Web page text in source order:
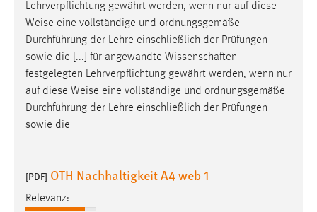
Lehrverpflichtung gewährt werden, wenn nur auf diese
Weise eine vollständige und ordnungsgemäße
Durchführung der Lehre einschließlich der Prüfungen
sowie die [...] für angewandte Wissenschaften
festgelegten Lehrverpflichtung gewährt werden, wenn nur
auf diese Weise eine vollständige und ordnungsgemäße
Durchführung der Lehre einschließlich der Prüfungen
sowie die
[PDF] OTH Nachhaltigkeit A4 web 1
Relevanz:
Cookie Laufzeit:
Chat
Name:
Wird benötigt um die Chatfunktion nutzen zu können.
Cookie Laufzeit: